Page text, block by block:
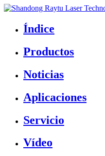
Índice
Productos
Noticias
Aplicaciones
Servicio
Vídeo